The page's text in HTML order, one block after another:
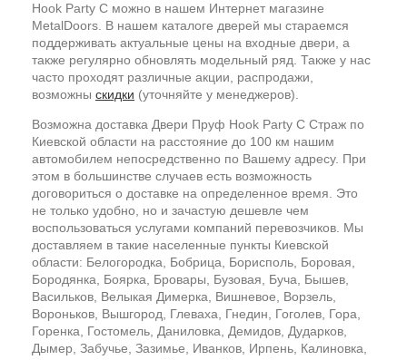
Hook Party C можно в нашем Интернет магазине
MetalDoors. В нашем каталоге дверей мы стараемся
поддерживать актуальные цены на входные двери, а
также регулярно обновлять модельный ряд. Также у нас
часто проходят различные акции, распродажи,
возможны скидки (уточняйте у менеджеров).
Возможна доставка Двери Пруф Hook Party C Страж по
Киевской области на расстояние до 100 км нашим
автомобилем непосредственно по Вашему адресу. При
этом в большинстве случаев есть возможность
договориться о доставке на определенное время. Это
не только удобно, но и зачастую дешевле чем
воспользоваться услугами компаний перевозчиков. Мы
доставляем в такие населенные пункты Киевской
области: Белогородка, Бобрица, Борисполь, Боровая,
Бородянка, Боярка, Бровары, Бузовая, Буча, Бышев,
Васильков, Велыкая Димерка, Вишневое, Ворзель,
Вороньков, Вышгород, Глеваха, Гнедин, Гоголев, Гора,
Горенка, Гостомель, Даниловка, Демидов, Дударков,
Дымер, Забучье, Зазимье, Иванков, Ирпень, Калиновка,